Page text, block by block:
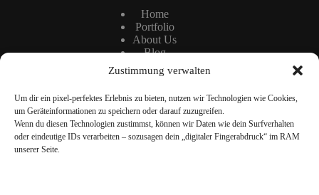
Zustimmung verwalten
Um dir ein pixel-perfektes Erlebnis zu bieten, nutzen wir Technologien wie Cookies,
um Geräteinformationen zu speichern oder darauf zuzugreifen.
Wenn du diesen Technologien zustimmst, können wir Daten wie dein Surfverhalten
oder eindeutige IDs verarbeiten – sozusagen dein „digitaler Fingerabdruck“ im RAM
unserer Seite.
Home
Portfolio
About Us
Blog
Information
FAQ
Site Map